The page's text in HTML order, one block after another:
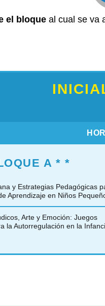
el bloqueal cual se va
A * *
y Estrategias Pedagógicas
Aprendizaje en Niños
Arte y Emoción: Juegos
la Autorregulación en la